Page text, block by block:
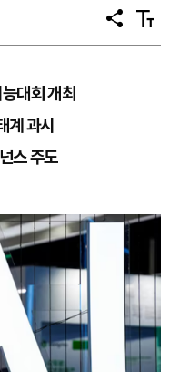
공
유
텍
스
대회 개최
과시
스 주도